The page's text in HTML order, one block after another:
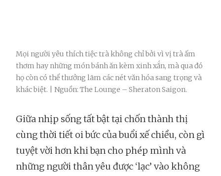
Mọi người yêu thích tiệc trà không chỉ bởi vì vị trà ấm
thơm hay những món bánh ăn kèm xinh xắn, mà qua đó
họ còn có thể thưởng lãm các nét văn hóa sang trọng và
khác biệt. | Nguồn: The Lounge – Sheraton Saigon.
Giữa nhịp sống tất bật tại chốn thành thị
cùng thời tiết oi bức của buổi xế chiều, còn gì
tuyệt vời hơn khi bạn cho phép mình và
những người thân yêu được ‘lạc’ vào không